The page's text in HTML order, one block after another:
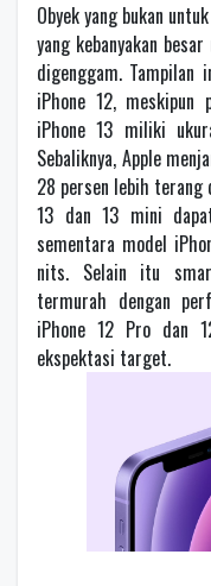
Obyek yang bukan
yang kebanyakan
digenggam.
iPhone 12, meskipun
iPhone 13 miliki
Sebaliknya, Apple
28 persen lebih terang
13 dan 13 mini
sementara model
nits. Selain itu
termurah dengan
iPhone 12 Pro dan
ekspektasi target.